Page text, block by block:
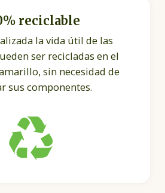
reciclable
la vida útil de las
ser recicladas en el
sin necesidad de
sus componentes.